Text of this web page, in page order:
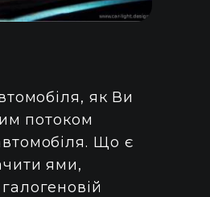
як Ви
потоком
Що є
ями,